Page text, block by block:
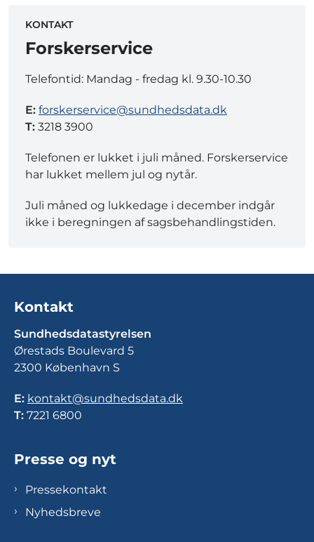
KONTAKT
Forskerservice
Telefontid: Mandag - fredag kl. 9.30-10.30
E: forskerservice@sundhedsdata.dk
T: 3218 3900
Telefonen er lukket i juli måned. Forskerservice
har lukket mellem jul og nytår.
Juli måned og lukkedage i december indgår
ikke i beregningen af sagsbehandlingstiden.
Kontakt
Sundhedsdatastyrelsen
Ørestads Boulevard 5
2300 København S
E: kontakt@sundhedsdata.dk
T: 7221 6800
Presse og nyt
Pressekontakt
Nyhedsbreve